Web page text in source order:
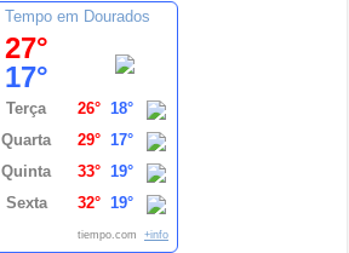
Tempo em Dourados
27°
17°
Terça 26° 18°
Quarta
29° 17°
Quinta
33° 19°
Sexta
32° 19°
tiempo.com +info